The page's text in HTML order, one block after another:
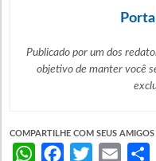
Publicado por um dos
objetivo de manter você
COMPARTILHE COM SEUS AMIGOS
WhatsAppFacebookTwitterEmail